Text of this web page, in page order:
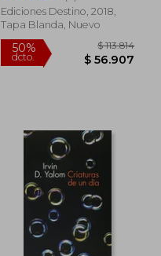
dcto.
Ediciones Destino, 2018,
Tapa Blanda, Nuevo